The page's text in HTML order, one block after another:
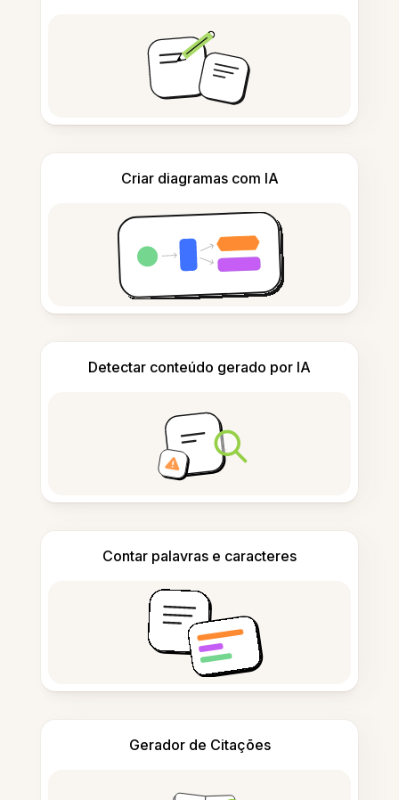
Criar diagramas com IA
Detectar conteúdo gerado por IA
Contar palavras e caracteres
Gerador de Citações